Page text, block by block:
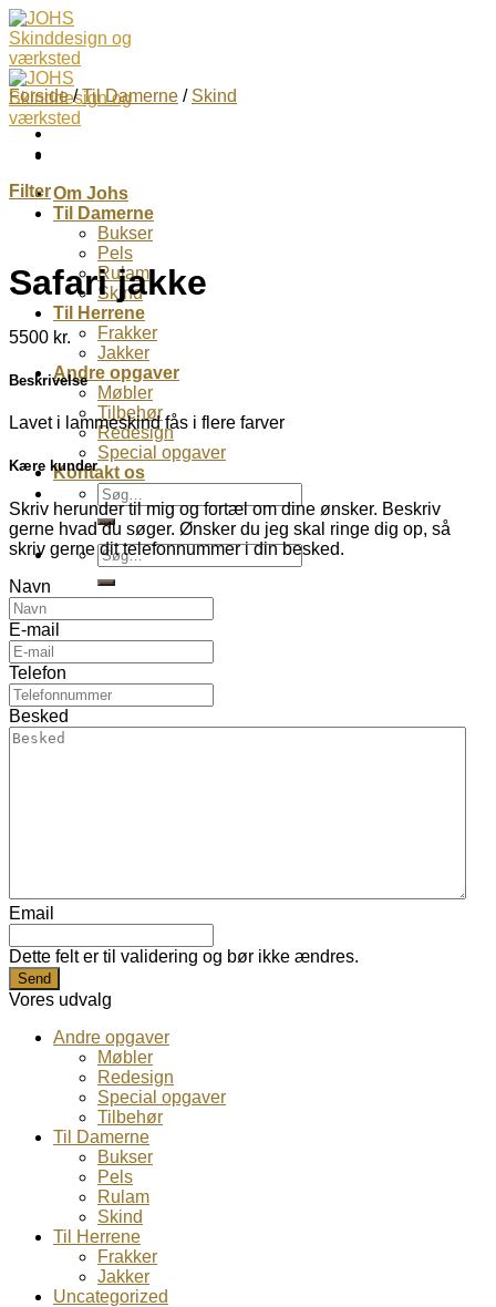
Skip
to
content
Om Johs
Til Damerne
Bukser
Pels
Rulam
Skind
Til Herrene
Frakker
Jakker
Andre opgaver
Møbler
Tilbehør
Redesign
Special opgaver
Kontakt os
Søg
efter:
Søg
efter:
Forside / Til Damerne / Skind
Filter
Safari jakke
5500 kr.
Beskrivelse
Lavet i lammeskind fås i flere farver
Kære kunder
Skriv herunder til mig og fortæl om dine ønsker. Beskriv
gerne hvad du søger. Ønsker du jeg skal ringe dig op, så
skriv gerne dit telefonnummer i din besked.
Navn
E-mail
Telefon
Besked
Email
Dette felt er til validering og bør ikke ændres.
Vores udvalg
Andre opgaver
Møbler
Redesign
Special opgaver
Tilbehør
Til Damerne
Bukser
Pels
Rulam
Skind
Til Herrene
Frakker
Jakker
Uncategorized